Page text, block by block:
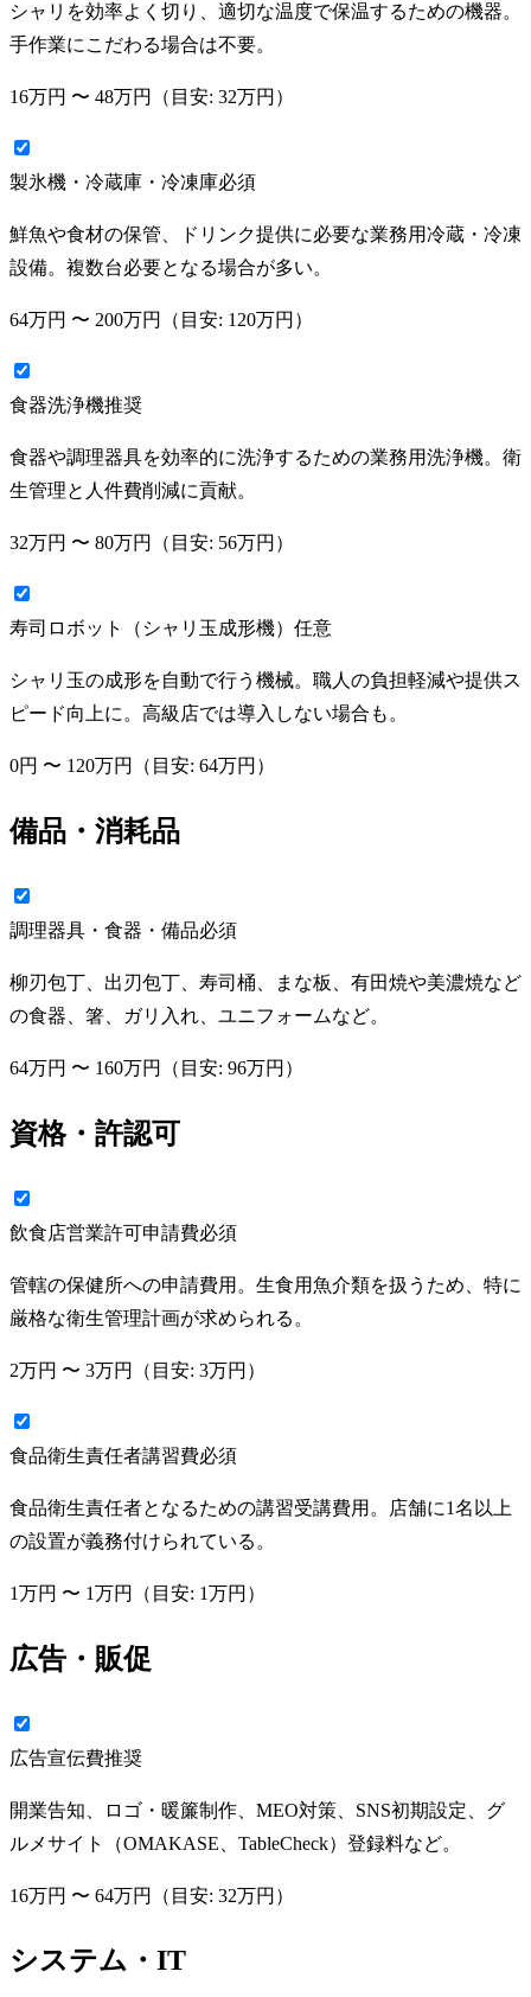
シャリを効率よく切り、適切な温度で保温するための機器。
手作業にこだわる場合は不要。
16万円 〜 48万円 （目安: 32万円 ）
製氷機・冷蔵庫・冷凍庫必須
鮮魚や食材の保管、ドリンク提供に必要な業務用冷蔵・冷凍
設備。複数台必要となる場合が多い。
64万円 〜 200万円 （目安: 120万円 ）
食器洗浄機推奨
食器や調理器具を効率的に洗浄するための業務用洗浄機。衛
生管理と人件費削減に貢献。
32万円 〜 80万円 （目安: 56万円 ）
寿司ロボット（シャリ玉成形機） 任意
シャリ玉の成形を自動で行う機械。職人の負担軽減や提供ス
ピード向上に。高級店では導入しない場合も。
0円 〜 120万円 （目安: 64万円 ）
備品・消耗品
調理器具・食器・備品必須
柳刃包丁、出刃包丁、寿司桶、まな板、有田焼や美濃焼など
の食器、箸、ガリ入れ、ユニフォームなど。
64万円 〜 160万円 （目安: 96万円 ）
資格・許認可
飲食店営業許可申請費必須
管轄の保健所への申請費用。生食用魚介類を扱うため、特に
厳格な衛生管理計画が求められる。
2万円 〜 3万円 （目安: 3万円 ）
食品衛生責任者講習費必須
食品衛生責任者となるための講習受講費用。店舗に1名以上
の設置が義務付けられている。
1万円 〜 1万円 （目安: 1万円 ）
広告・販促
広告宣伝費推奨
開業告知、ロゴ・暖簾制作、MEO対策、SNS初期設定、グ
ルメサイト（OMAKASE、TableCheck）登録料など。
16万円 〜 64万円 （目安: 32万円 ）
システム・IT